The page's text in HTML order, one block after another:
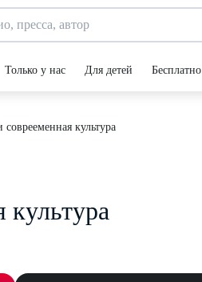
Только у нас Для детей Бесплатно
культура
культура